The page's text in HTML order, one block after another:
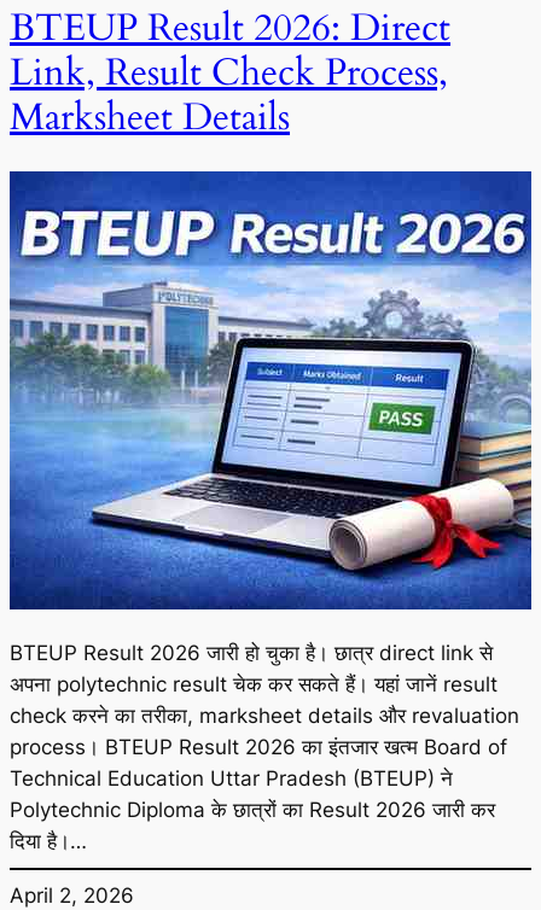
BTEUP Result 2026: Direct
Link, Result Check Process,
Marksheet Details
BTEUP Result 2026 जारी हो चुका है। छात्र direct link से
अपना polytechnic result चेक कर सकते हैं। यहां जानें result
check करने का तरीका, marksheet details और revaluation
process। BTEUP Result 2026 का इंतजार खत्म Board of
Technical Education Uttar Pradesh (BTEUP) ने
Polytechnic Diploma के छात्रों का Result 2026 जारी कर
दिया है।…
April 2, 2026